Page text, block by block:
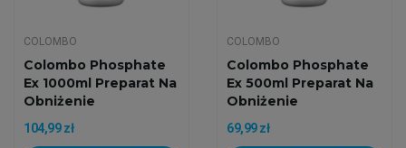
COLOMBO
Colombo Phosphate
Ex 1000ml Preparat Na
Obniżenie
Fosforanów
104,99 zł
COLOMBO
Colombo Phosphate
Ex 500ml Preparat Na
Obniżenie
Fosforanów
69,99 zł